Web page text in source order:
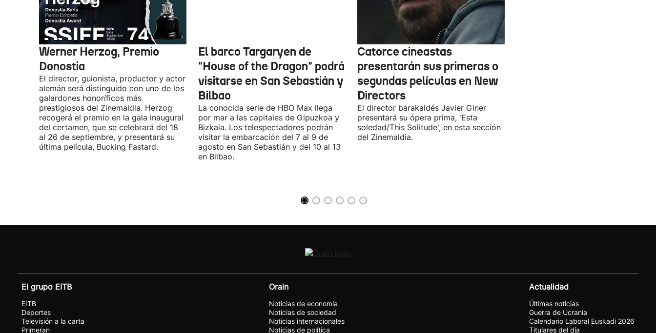
Werner Herzog, Premio
Donostia
El director, guionista, productor y actor
alemán será distinguido con uno de los
galardones honoríficos más
prestigiosos del Zinemaldia. Herzog
recogerá el premio en la gala inaugural
del certamen, que se celebrará del 18
al 26 de septiembre, y presentará su
última película, Bucking Fastard.
El barco Targaryen de
"House of the Dragon" podrá
visitarse en San Sebastián y
Bilbao
La conocida serie de HBO Max llega
por mar a las capitales de Gipuzkoa y
Bizkaia. Los telespectadores podrán
visitar la embarcación del 7 al 9 de
agosto en San Sebastián y del 10 al 13
en Bilbao.
Catorce cineastas
presentarán sus primeras o
segundas películas en New
Directors
El director barakaldés Javier Giner
presentará su ópera prima, 'Esta
soledad/This Solitude', en esta sección
del Zinemaldia.
El grupo EITB
EITB
Deportes
Televisión a la carta
Primeran
Orain
Noticias de economía
Noticias de sociedad
Noticias internacionales
Noticias de política
Actualidad
Últimas noticias
Guerra de Ucrania
Calendario Laboral Euskadi 2026
Titulares del día